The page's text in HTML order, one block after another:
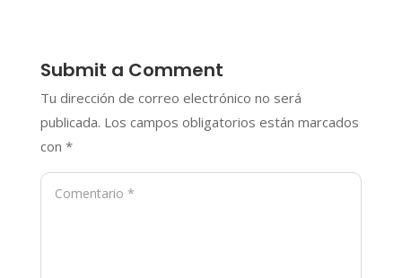
Submit a Comment
Tu dirección de correo electrónico no será
publicada. Los campos obligatorios están marcados
con *